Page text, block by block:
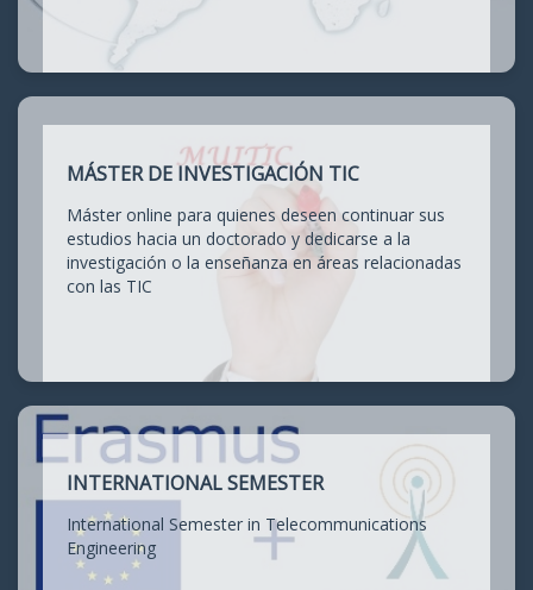
MÁSTER DE INVESTIGACIÓN TIC
Máster online para quienes deseen continuar sus
estudios hacia un doctorado y dedicarse a la
investigación o la enseñanza en áreas relacionadas
con las TIC
INTERNATIONAL SEMESTER
International Semester in Telecommunications
Engineering